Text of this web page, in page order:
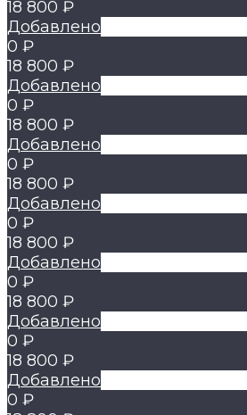
18 800 ₽
Добавлено
0 ₽
18 800 ₽
Добавлено
0 ₽
18 800 ₽
Добавлено
0 ₽
18 800 ₽
Добавлено
0 ₽
18 800 ₽
Добавлено
0 ₽
18 800 ₽
Добавлено
0 ₽
18 800 ₽
Добавлено
0 ₽